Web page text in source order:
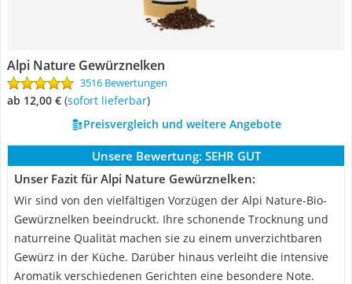
Alpi Nature Gewürznelken
3516 Bewertungen
ab 12,00 € ( Sofort lieferbar)
Preisvergleich und weitere Angebote
Unsere Bewertung: SEHR GUT
Unser Fazit für Alpi Nature Gewürznelken:
Wir sind von den vielfältigen Vorzügen der Alpi Nature-Bio-
Gewürznelken beeindruckt. Ihre schonende Trocknung und
naturreine Qualität machen sie zu einem unverzichtbaren
Gewürz in der Küche. Darüber hinaus verleiht die intensive
Aromatik verschiedenen Gerichten eine besondere Note.